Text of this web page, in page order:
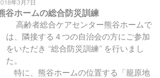
谷ホームの総合防災訓練
年3月7日
は、隣接する４つの自治会の方にご参加
をいただき “総合防災訓練” を行いまし
た。
特に、熊谷ホームの位置する「籠原地